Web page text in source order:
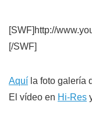
[SWF]http://
[/SWF]
Aquí la foto galería
El vídeo en Hi-Res